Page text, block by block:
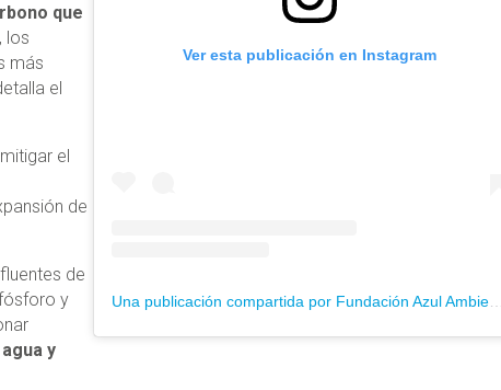
que
los
más
el
el
de
de
y
y
Ver esta publicación en Instagram
Una publicación compartida por Fundación Azul Ambientalistas (@azulambientalistas)